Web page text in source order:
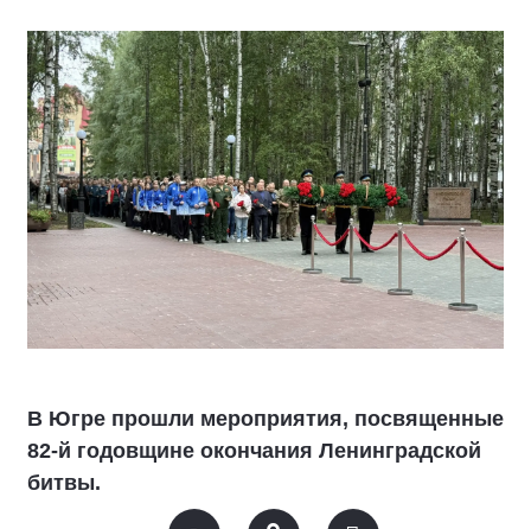
В Югре прошли мероприятия, посвященные
82-й годовщине окончания Ленинградской
битвы.